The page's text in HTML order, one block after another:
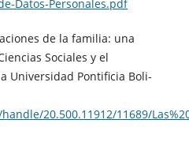
Datos-Personales.pdf
de la familia: una
Sociales y el
Universidad Pontificia Boli-
20.500.11912/11689/